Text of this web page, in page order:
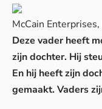
McCain Enterprises,
Deze vader heeft
zijn dochter. Hij
En hij heeft zijn
gemaakt. Vaders